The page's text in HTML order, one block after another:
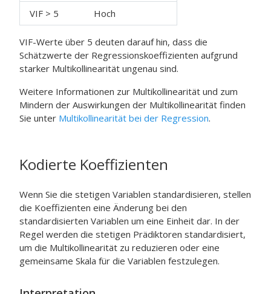
VIF > 5
Hoch
VIF-Werte über 5 deuten darauf hin, dass die
Schätzwerte der Regressionskoeffizienten aufgrund
starker Multikollinearität ungenau sind.
Weitere Informationen zur Multikollinearität und zum
Mindern der Auswirkungen der Multikollinearität finden
Sie unter Multikollinearität bei der Regression.
Kodierte Koeffizienten
Wenn Sie die stetigen Variablen standardisieren, stellen
die Koeffizienten eine Änderung bei den
standardisierten Variablen um eine Einheit dar. In der
Regel werden die stetigen Prädiktoren standardisiert,
um die Multikollinearität zu reduzieren oder eine
gemeinsame Skala für die Variablen festzulegen.